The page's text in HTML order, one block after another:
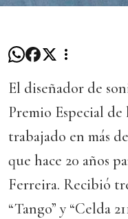
El diseñador de
Premio Especial
trabajado en más
que hace 20 años
Ferreira. Recibió
“Tango” y “Celda